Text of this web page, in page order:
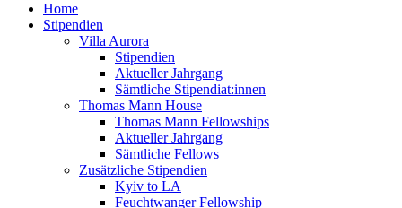
Home
Stipendien
Villa Aurora
Stipendien
Aktueller Jahrgang
Sämtliche Stipendiat:innen
Thomas Mann House
Thomas Mann Fellowships
Aktueller Jahrgang
Sämtliche Fellows
Zusätzliche Stipendien
Kyiv to LA
Feuchtwanger Fellowship